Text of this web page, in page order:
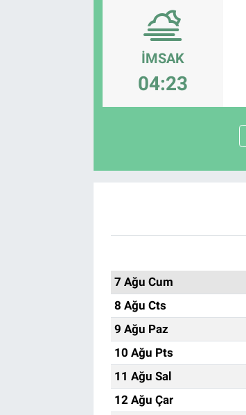
İMSAK
04:23
7 Ağu Cum
8 Ağu Cts
9 Ağu Paz
10 Ağu Pts
11 Ağu Sal
12 Ağu Çar